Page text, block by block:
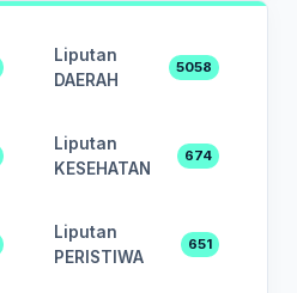
Liputan
DAERAH
5058
Liputan
KESEHATAN
674
Liputan
PERISTIWA
651